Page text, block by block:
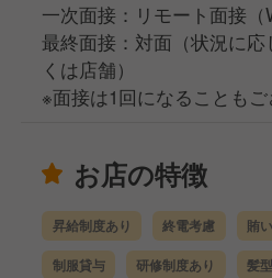
一次面接：リモート面接（
最終面接：対面（状況に応
くは店舗）
※面接は1回になることも
お店の特徴
昇給制度あり 終電考慮 賄
制服貸与 研修制度あり 髪